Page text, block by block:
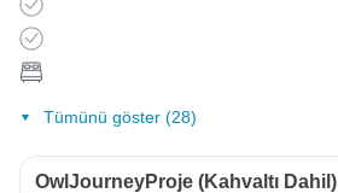
Tümünü göster (28)
OwlJourneyProje (Kahvaltı Dahil)